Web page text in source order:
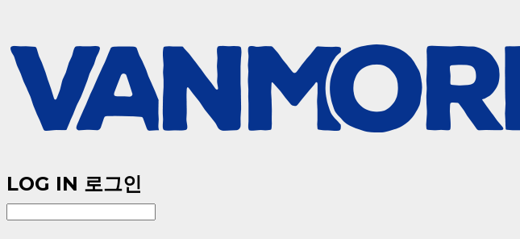
LOG IN 로그인